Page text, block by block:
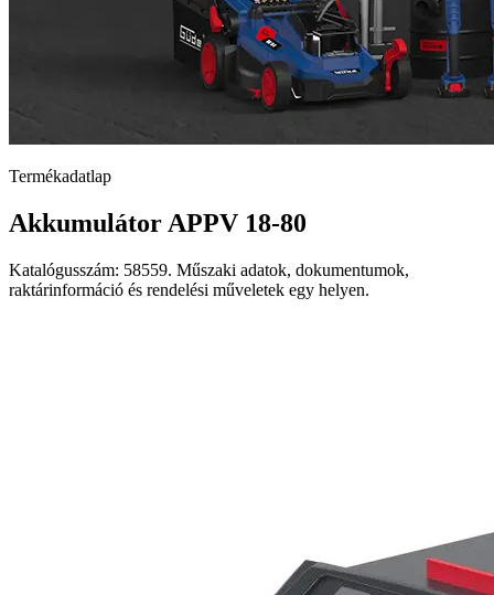
Termékadatlap
Akkumulátor APPV 18-80
Katalógusszám: 58559. Műszaki adatok, dokumentumok,
raktárinformáció és rendelési műveletek egy helyen.